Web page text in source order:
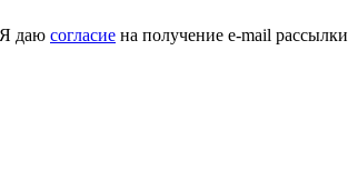
Я даю согласие на получение e-mail рассылки